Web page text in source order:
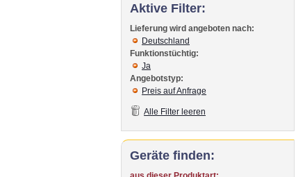
Aktive Filter:
Lieferung wird angeboten nach:
Deutschland
Funktionstüchtig:
Ja
Angebotstyp:
Preis auf Anfrage
Alle Filter leeren
Geräte finden: